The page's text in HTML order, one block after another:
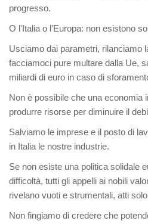
progresso.
O l'Italia o l’Europa: non esistono
Usciamo dai parametri, rilanciamo
facciamoci pure multare dalla Ue,
miliardi di euro in caso di
Non è possibile che una economia
produrre risorse per diminuire il
Salviamo le imprese e il posto di
in Italia le nostre industrie.
Se non esiste una politica solidale
difficoltà, tutti gli appelli ai nobili
rivelano vuoti e strumentali, atti
Non fingiamo di credere che